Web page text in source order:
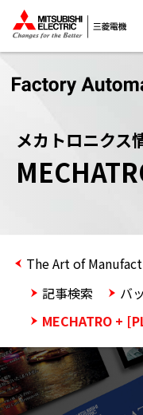
メカトロニクス
The Art of
記事検索
バ
MECHATRO +